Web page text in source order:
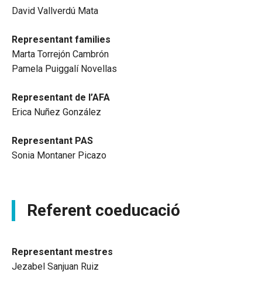
David Vallverdú Mata
Representant families
Marta Torrejón Cambrón
Pamela Puiggalí Novellas
Representant de l’AFA
Erica Nuñez González
Representant PAS
Sonia Montaner Picazo
Referent coeducació
Representant mestres
Jezabel Sanjuan Ruiz